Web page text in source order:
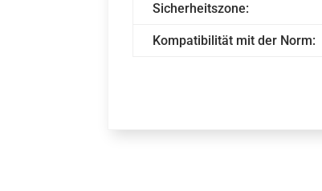
Sicherheitszone:
Kompatibilität mit der Norm: